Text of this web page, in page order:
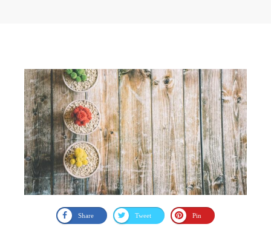
Share Tweet Pin